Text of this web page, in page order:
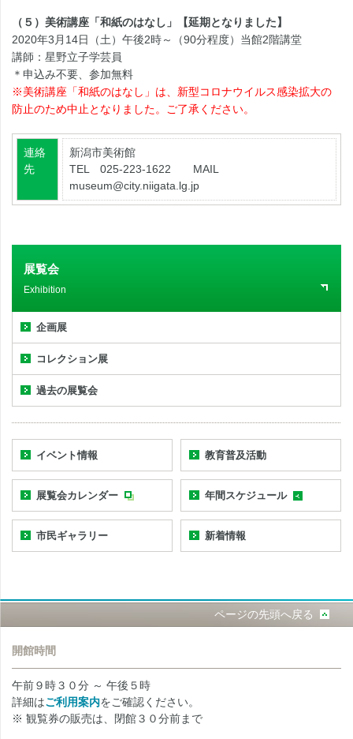
（５）美術講座「和紙のはなし」【延期となりました】
2020年3月14日（土）午後2時～（90分程度）当館2階講堂
講師：星野立子学芸員
＊申込み不要、参加無料
※美術講座「和紙のはなし」は、新型コロナウイルス感染拡大の
防止のため中止となりました。ご了承ください。
連絡
先
新潟市美術館
TEL 025-223-1622 MAIL
museum@city.niigata.lg.jp
展覧会
Exhibition
企画展
コレクション展
過去の展覧会
イベント情報 教育普及活動
展覧会カレンダー 年間スケジュール
市民ギャラリー 新着情報
ページの先頭へ戻る
開館時間
午前９時３０分 ～ 午後５時
詳細はご利用案内をご確認ください。
※ 観覧券の販売は、閉館３０分前まで